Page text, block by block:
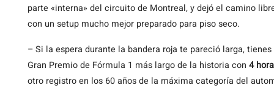
parte «interna» del circuito de Montreal, y dejó el camino
con un setup mucho mejor preparado para piso seco.
– Si la espera durante la bandera roja te pareció larga,
Gran Premio de Fórmula 1 más largo de la historia con 4
otro registro en los 60 años de la máxima categoría del